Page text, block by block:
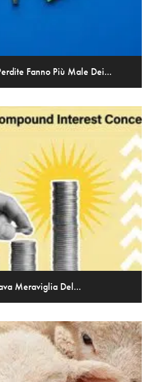
Fanno Più Male Dei...
Meraviglia Del...